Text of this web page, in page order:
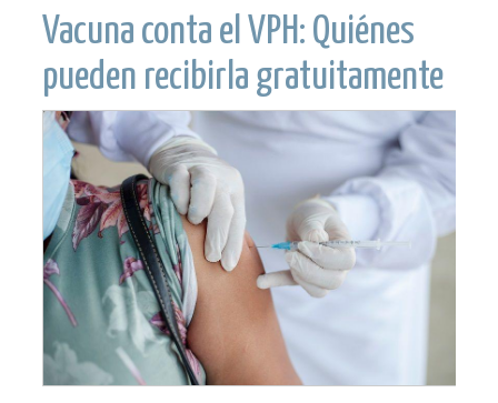
Vacuna conta el VPH: Quiénes
pueden recibirla gratuitamente